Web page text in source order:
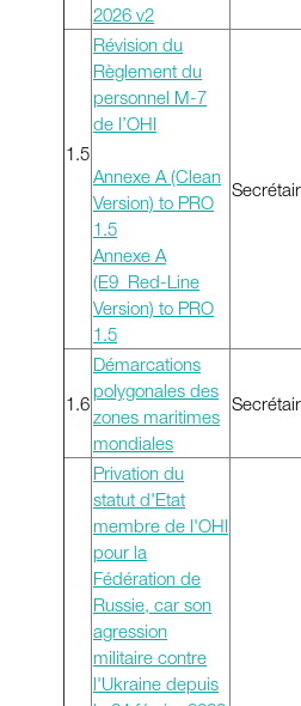
2026 v2
1.5
Révision du
Règlement du
personnel M-7
de l’OHI
Annexe A (Clean
Version) to PRO
1.5
Annexe A
(E9_Red-Line
Version) to PRO
1.5
1.6
Démarcations
polygonales des
zones maritimes
mondiales
Privation du
statut d'Etat
membre de l'OHI
pour la
Fédération de
Russie, car son
agression
militaire contre
l'Ukraine depuis